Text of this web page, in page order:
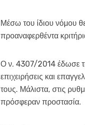
Μέσω του ίδιου νόμου
προαναφερθέντα
Ο ν. 4307/2014 έδωσε τη
επιχειρήσεις και
τους. Μάλιστα, στις
πρόσφεραν προστασία.